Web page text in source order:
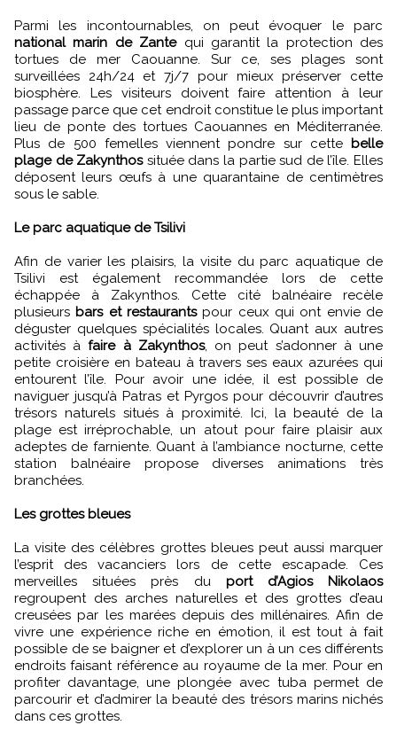
Parmi les incontournables, on peut évoquer le parc
national marin de Zantequi garantit la protection des
tortues de mer Caouanne. Sur ce, ses plages sont
surveillées 24h/24 et 7j/7 pour mieux préserver cette
biosphère. Les visiteurs doivent faire attention à leur
passage parce que cet endroit constitue le plus important
lieu de ponte des tortues Caouannes en Méditerranée.
Plus de 500 femelles viennent pondre sur cette belle
plage de Zakynthossituée dans la partie sud de l’île. Elles
déposent leurs œufs à une quarantaine de centimètres
sous le sable.
Le parc aquatique de Tsilivi
Afin de varier les plaisirs, la visite du parc aquatique de
Tsilivi est également recommandée lors de cette
échappée à Zakynthos. Cette cité balnéaire recèle
plusieurs bars et restaurantspour ceux qui ont envie de
déguster quelques spécialités locales. Quant aux autres
activités àfaire à Zakynthos, on peut s’adonner à une
petite croisière en bateau à travers ses eaux azurées qui
entourent l’île. Pour avoir une idée, il est possible de
naviguer jusqu’à Patras et Pyrgos pour découvrir d’autres
trésors naturels situés à proximité. Ici, la beauté de la
plage est irréprochable, un atout pour faire plaisir aux
adeptes de farniente. Quant à l’ambiance nocturne, cette
station balnéaire propose diverses animations très
branchées.
Les grottes bleues
La visite des célèbres grottes bleues peut aussi marquer
l’esprit des vacanciers lors de cette escapade. Ces
merveilles situées près du port d’Agios Nikolaos
regroupent des arches naturelles et des grottes d’eau
creusées par les marées depuis des millénaires. Afin de
vivre une expérience riche en émotion, il est tout à fait
possible de se baigner et d’explorer un à un ces différents
endroits faisant référence au royaume de la mer. Pour en
profiter davantage, une plongée avec tuba permet de
parcourir et d’admirer la beauté des trésors marins nichés
dans ces grottes.